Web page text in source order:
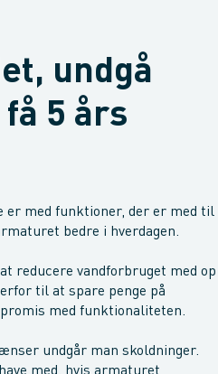
undgå
5 års
med funktioner, der er med til
bedre i hverdagen.
reducere vandforbruget med op
til at spare penge på
med funktionaliteten.
undgår man skoldninger.